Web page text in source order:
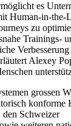
es
Human-in-the-
zu
Trainings-
Alexey
grossen
konforme
Schweizer